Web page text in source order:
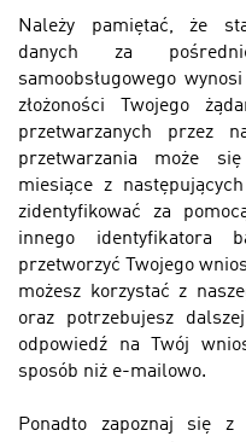
Należy pamiętać, że
danych za
samoobsługowego
złożoności Twojego
przetwarzanych przez
przetwarzania może
miesiące z
zidentyfikować za
innego identyfikatora
przetworzyć Twojego
możesz korzystać z
oraz potrzebujesz
odpowiedź na Twój
sposób niż e-mailowo.
Ponadto zapoznaj się